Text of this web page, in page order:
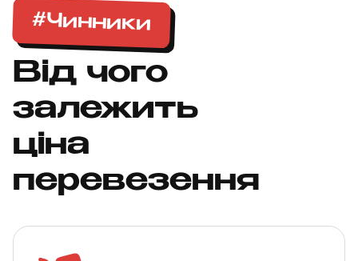
Від чого
залежить
#Чинники
ціна
перевезення